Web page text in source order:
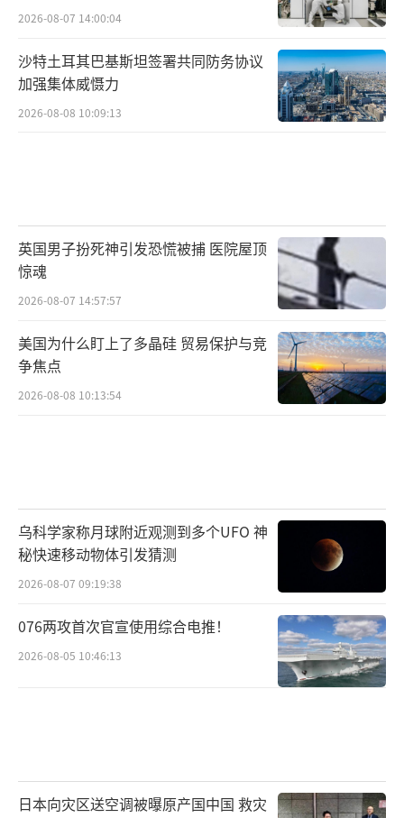
2026-08-07 14:00:04
沙特土耳其巴基斯坦签署共同防务协议
加强集体威慑力
2026-08-08 10:09:13
英国男子扮死神引发恐慌被捕 医院屋顶
惊魂
2026-08-07 14:57:57
美国为什么盯上了多晶硅 贸易保护与竞
争焦点
2026-08-08 10:13:54
乌科学家称月球附近观测到多个UFO 神
秘快速移动物体引发猜测
2026-08-07 09:19:38
076两攻首次官宣使用综合电推！
2026-08-05 10:46:13
日本向灾区送空调被曝原产国中国 救灾